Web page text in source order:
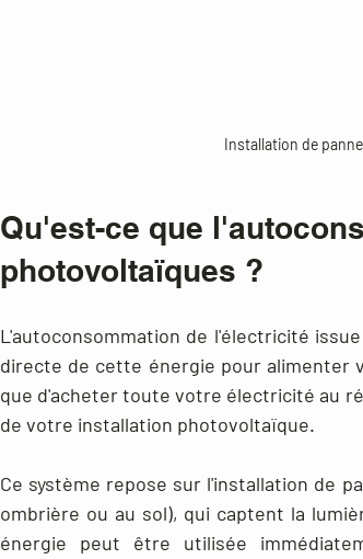
Installation de
Qu'est-ce que
photovoltaïques ?
L'autoconsommation de l'électricité
directe de cette énergie pour alimenter
que d'acheter toute votre électricité au
de votre installation photovoltaïque.
Ce système repose sur l'installation de
ombrière ou au sol), qui captent la
énergie peut être utilisée